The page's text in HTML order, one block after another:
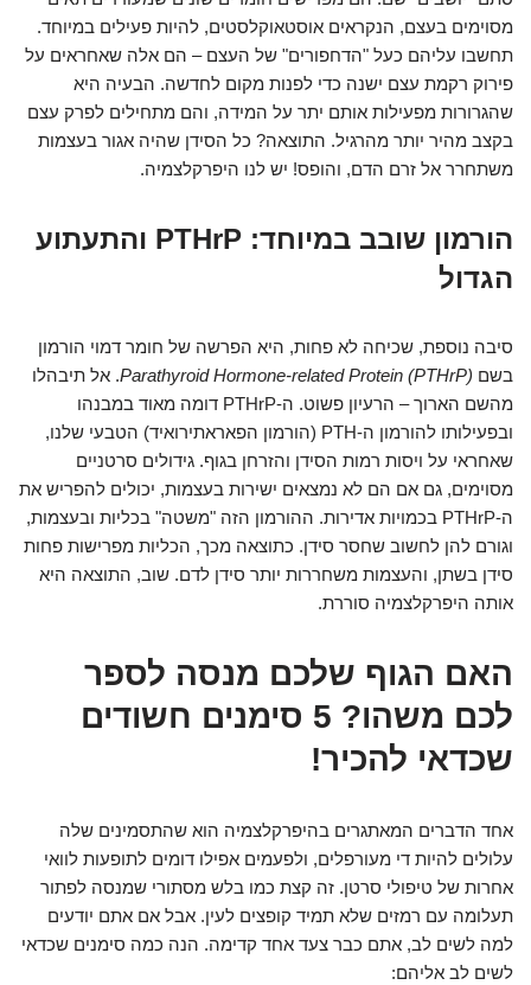
מסוימים בעצם, הנקראים אוסטאוקלסטים, להיות פעילים במיוחד.
תחשבו עליהם כעל "הדחפורים" של העצם – הם אלה שאחראים על
פירוק רקמת עצם ישנה כדי לפנות מקום לחדשה. הבעיה היא
שהגרורות מפעילות אותם יתר על המידה, והם מתחילים לפרק עצם
בקצב מהיר יותר מהרגיל. התוצאה? כל הסידן שהיה אגור בעצמות
משתחרר אל זרם הדם, והופס! יש לנו היפרקלצמיה.
הורמון שובב במיוחד: PTHrP והתעתוע
הגדול
סיבה נוספת, שכיחה לא פחות, היא הפרשה של חומר דמוי הורמון
בשם Parathyroid Hormone-related Protein (PTHrP). אל תיבהלו
מהשם הארוך – הרעיון פשוט. ה-PTHrP דומה מאוד במבנהו
ובפעילותו להורמון ה-PTH (הורמון הפאראתירואיד) הטבעי שלנו,
שאחראי על ויסות רמות הסידן והזרחן בגוף. גידולים סרטניים
מסוימים, גם אם הם לא נמצאים ישירות בעצמות, יכולים להפריש את
ה-PTHrP בכמויות אדירות. ההורמון הזה "משטה" בכליות ובעצמות,
וגורם להן לחשוב שחסר סידן. כתוצאה מכך, הכליות מפרישות פחות
סידן בשתן, והעצמות משחררות יותר סידן לדם. שוב, התוצאה היא
אותה היפרקלצמיה סוררת.
האם הגוף שלכם מנסה לספר
לכם משהו? 5 סימנים חשודים
שכדאי להכיר!
אחד הדברים המאתגרים בהיפרקלצמיה הוא שהתסמינים שלה
עלולים להיות די מעורפלים, ולפעמים אפילו דומים לתופעות לוואי
אחרות של טיפולי סרטן. זה קצת כמו בלש מסתורי שמנסה לפתור
תעלומה עם רמזים שלא תמיד קופצים לעין. אבל אם אתם יודעים
למה לשים לב, אתם כבר צעד אחד קדימה. הנה כמה סימנים שכדאי
לשים לב אליהם: